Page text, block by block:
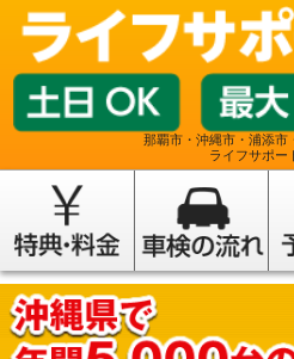
那覇市・沖縄市・浦添市
ライフサポー